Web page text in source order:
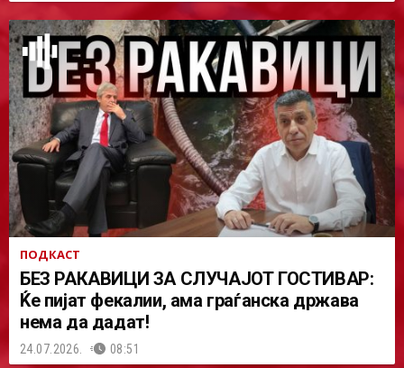
ПОДКАСТ
БЕЗ РАКАВИЦИ ЗА СЛУЧАЈОТ ГОСТИВАР:
Ќе пијат фекалии, ама граѓанска држава
нема да дадат!
24.07.2026. 08:51